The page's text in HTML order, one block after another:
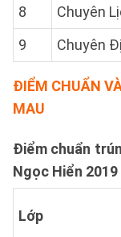
8
Chuyên
9
Chuyên
ĐIỂM CHUẨN
MAU
Điểm chuẩn
Ngọc Hiển 2019
Lớp